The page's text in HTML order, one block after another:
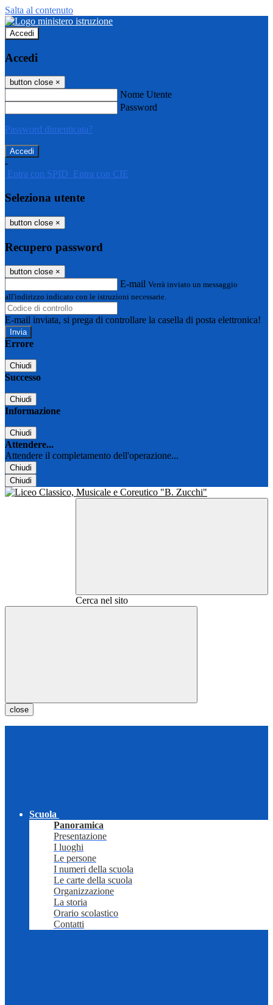
Salta al contenuto
Accedi
Accedi
button close ×
Nome Utente
Password
Password dimenticata?
-
Entra con SPID Entra con CIE
Seleziona utente
button close ×
Recupero password
button close ×
E-mail Verrà inviato un messaggio
all'indirizzo indicato con le istruzioni necessarie.
E-mail inviata, si prega di controllare la casella di posta elettronica!
Errore
Chiudi
Successo
Chiudi
Informazione
Chiudi
Attendere...
Attendere il completamento dell'operazione...
Chiudi
Chiudi
Cerca nel sito
close
Scuola
Panoramica
Presentazione
I luoghi
Le persone
I numeri della scuola
Le carte della scuola
Organizzazione
La storia
Orario scolastico
Contatti